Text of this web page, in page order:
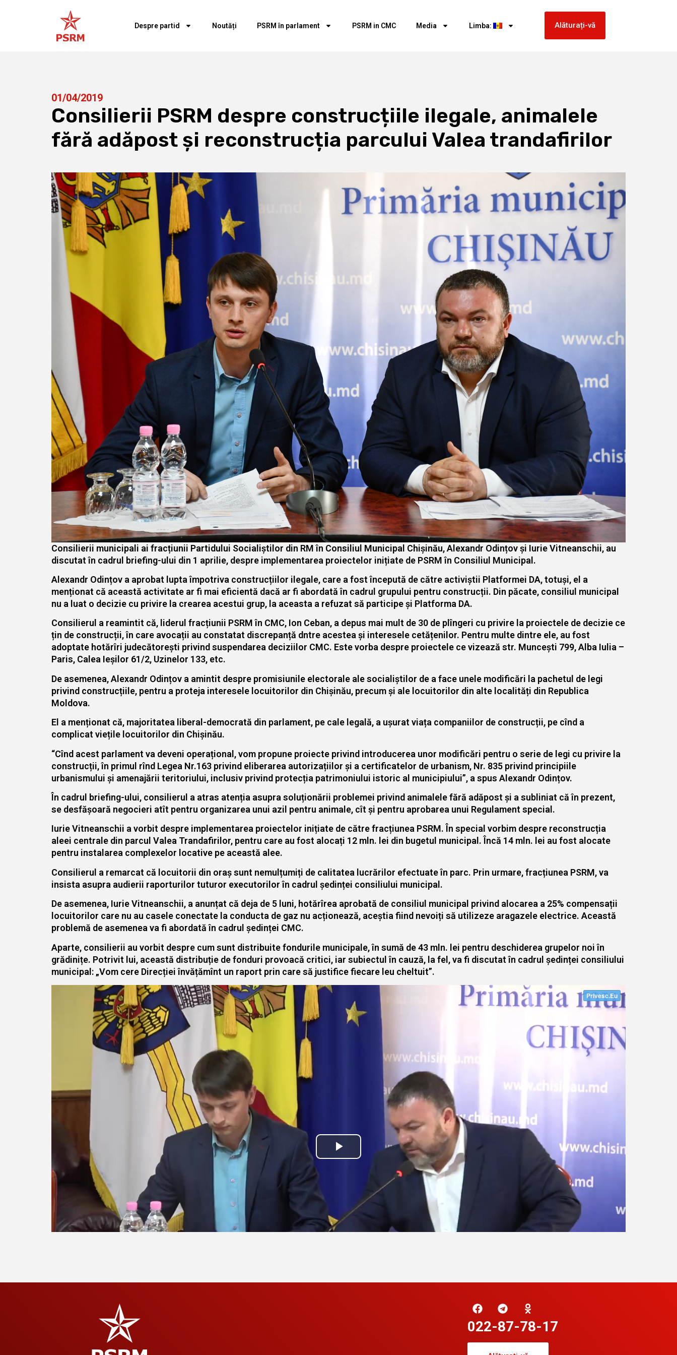
Despre partid Noutăți PSRM în parlament PSRM in CMC Media Limba: Alăturați-vă
01/04/2019
Consilierii PSRM despre construcțiile ilegale, animalele
fără adăpost și reconstrucția parcului Valea trandafirilor
Consilierii municipali ai fracțiunii Partidului Socialiștilor din RM în Consiliul Municipal Chișinău, Alexandr Odințov și Iurie Vitneanschii, au
discutat în cadrul briefing-ului din 1 aprilie, despre implementarea proiectelor inițiate de PSRM în Consiliul Municipal.
Alexandr Odințov a aprobat lupta împotriva construcțiilor ilegale, care a fost începută de către activiștii Platformei DA, totuși, el a
menționat că această activitate ar fi mai eficientă dacă ar fi abordată în cadrul grupului pentru construcții. Din păcate, consiliul municipal
nu a luat o decizie cu privire la crearea acestui grup, la aceasta a refuzat să participe și Platforma DA.
Consilierul a reamintit că, liderul fracțiunii PSRM în CMC, Ion Ceban, a depus mai mult de 30 de plîngeri cu privire la proiectele de decizie ce
țin de construcții, în care avocații au constatat discrepanță dntre acestea și interesele cetățenilor. Pentru multe dintre ele, au fost
adoptate hotărîri judecătorești privind suspendarea deciziilor CMC. Este vorba despre proiectele ce vizează str. Muncești 799, Alba Iulia –
Paris, Calea Ieșilor 61/2, Uzinelor 133, etc.
De asemenea, Alexandr Odințov a amintit despre promisiunile electorale ale socialiștilor de a face unele modificări la pachetul de legi
privind construcțiile, pentru a proteja interesele locuitorilor din Chișinău, precum și ale locuitorilor din alte localități din Republica
Moldova.
El a menționat că, majoritatea liberal-democrată din parlament, pe cale legală, a ușurat viața companiilor de construcții, pe cînd a
complicat viețile locuitorilor din Chișinău.
“Cînd acest parlament va deveni operațional, vom propune proiecte privind introducerea unor modificări pentru o serie de legi cu privire la
construcții, în primul rînd Legea Nr.163 privind eliberarea autorizațiilor și a certificatelor de urbanism, Nr. 835 privind principiile
urbanismului şi amenajării teritoriului, inclusiv privind protecția patrimoniului istoric al municipiului”, a spus Alexandr Odințov.
În cadrul briefing-ului, consilierul a atras atenția asupra soluționării problemei privind animalele fără adăpost și a subliniat că în prezent,
se desfășoară negocieri atît pentru organizarea unui azil pentru animale, cît și pentru aprobarea unui Regulament special.
Iurie Vitneanschii a vorbit despre implementarea proiectelor inițiate de către fracțiunea PSRM. În special vorbim despre reconstrucția
aleei centrale din parcul Valea Trandafirilor, pentru care au fost alocați 12 mln. lei din bugetul municipal. Încă 14 mln. lei au fost alocate
pentru instalarea complexelor locative pe această alee.
Consilierul a remarcat că locuitorii din oraș sunt nemulțumiți de calitatea lucrărilor efectuate în parc. Prin urmare, fracțiunea PSRM, va
insista asupra audierii raporturilor tuturor executorilor în cadrul ședinței consiliului municipal.
De asemenea, Iurie Vitneanschii, a anunțat că deja de 5 luni, hotărîrea aprobată de consiliul municipal privind alocarea a 25% compensații
locuitorilor care nu au casele conectate la conducta de gaz nu acționează, aceștia fiind nevoiți să utilizeze aragazele electrice. Această
problemă de asemenea va fi abordată în cadrul ședinței CMC.
Aparte, consilierii au vorbit despre cum sunt distribuite fondurile municipale, în sumă de 43 mln. lei pentru deschiderea grupelor noi în
grădinițe. Potrivit lui, această distribuție de fonduri provoacă critici, iar subiectul în cauză, la fel, va fi discutat în cadrul ședinței consiliului
municipal: „Vom cere Direcției învățămînt un raport prin care să justifice fiecare leu cheltuit”.
022-87-78-17